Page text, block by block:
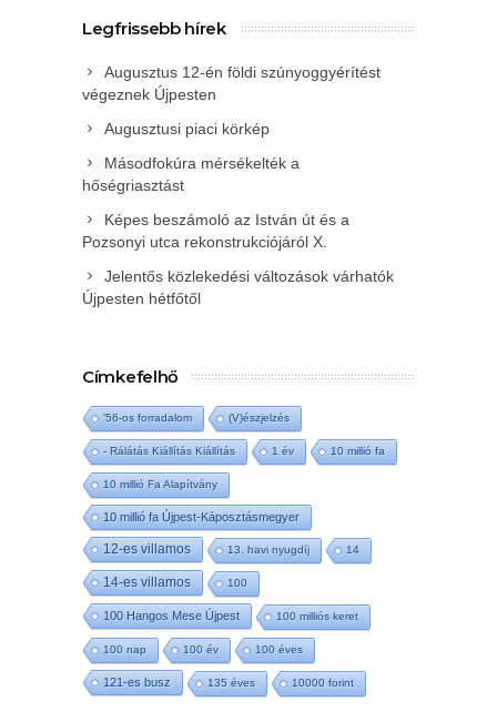
Legfrissebb hírek
Augusztus 12-én földi szúnyoggyérítést
végeznek Újpesten
Augusztusi piaci körkép
Másodfokúra mérsékelték a
hőségriasztást
Képes beszámoló az István út és a
Pozsonyi utca rekonstrukciójáról X.
Jelentős közlekedési változások várhatók
Újpesten hétfőtől
Címkefelhő
'56-os forradalom (V)észjelzés
- Rálátás Kiállítás Kiállítás 1 év 10 millió fa
10 millió Fa Alapítvány
10 millió fa Újpest-Káposztásmegyer
12-es villamos 13. havi nyugdíj 14
14-es villamos 100
100 Hangos Mese Újpest 100 milliós keret
100 nap 100 év 100 éves
121-es busz 135 éves 10000 forint